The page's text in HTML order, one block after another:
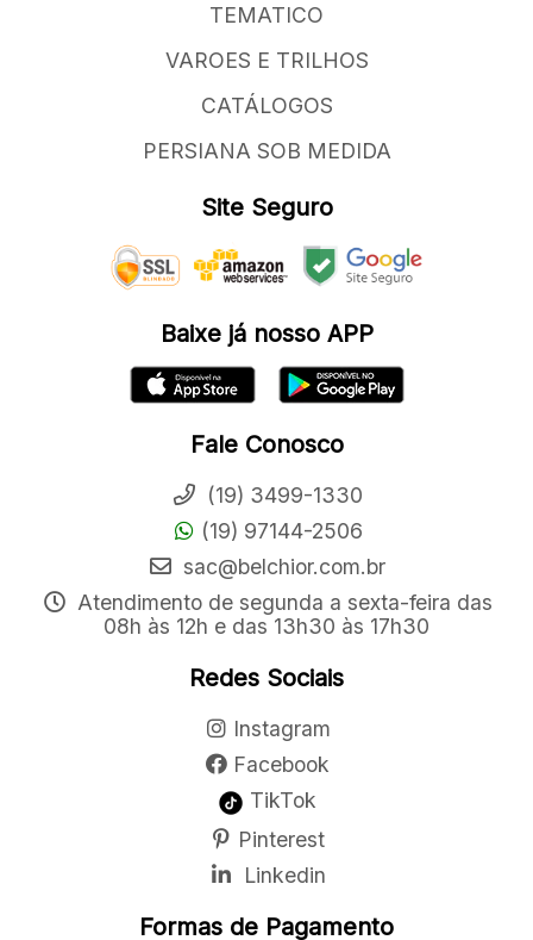
TEMATICO
VAROES E TRILHOS
CATÁLOGOS
PERSIANA SOB MEDIDA
Site Seguro
Baixe já nosso APP
Fale Conosco
(19) 3499-1330
(19) 97144-2506
sac@belchior.com.br
Atendimento de segunda a sexta-feira das
08h às 12h e das 13h30 às 17h30
Redes Sociais
Instagram
Facebook
TikTok
Pinterest
Linkedin
Formas de Pagamento